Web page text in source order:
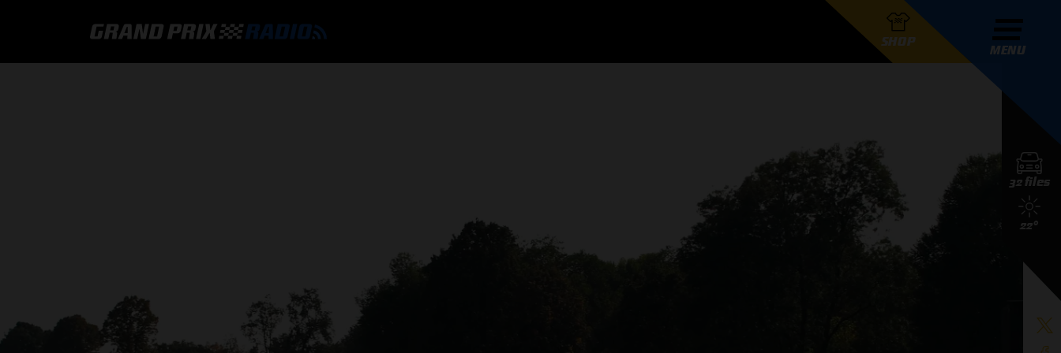
SHOP
MENU
32 files
22°
PROGRAMMERING
COMMENTATOREN
F1 KWALIFICATIES
F1 RACES
OVER GRAND PRIX RADIO
FOUNDERS
GRAND PRIX RADIO TEAM